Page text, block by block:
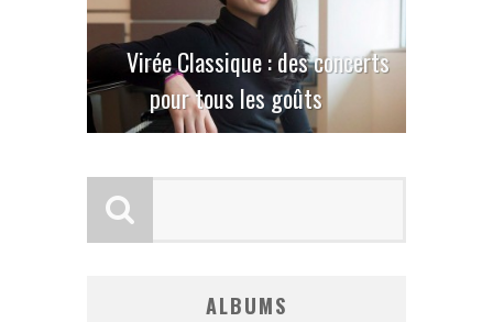
Virée Classique : des concerts
pour tous les goûts
ALBUMS